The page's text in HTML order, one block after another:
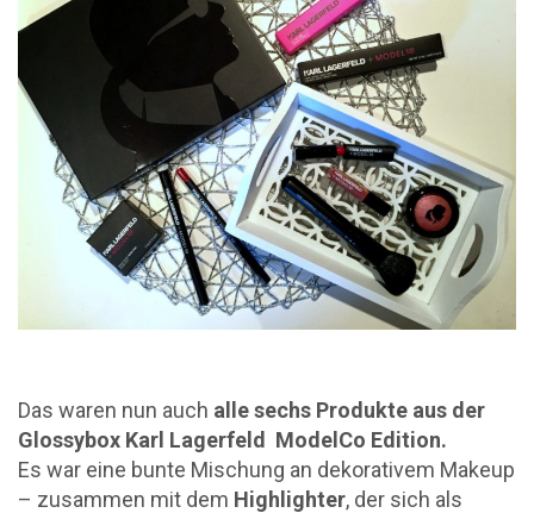
Das waren nun auch alle sechs Produkte aus der
Glossybox Karl Lagerfeld ModelCo Edition.
Es war eine bunte Mischung an dekorativem Makeup
– zusammen mit dem Highlighter, der sich als